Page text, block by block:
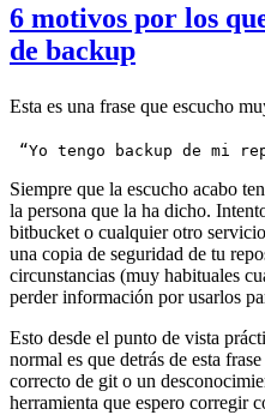
6 motivos por los
de backup
Esta es una frase que escucho
“Yo tengo backup de mi
Siempre que la escucho acabo
la persona que la ha dicho.
bitbucket o cualquier otro
una copia de seguridad de tu
circunstancias (muy habituales
perder información por usarlos
Esto desde el punto de vista
normal es que detrás de esta
correcto de git o un
herramienta que espero corregir